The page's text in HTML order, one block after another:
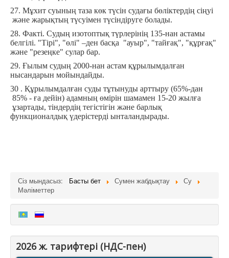
27. Мұхит суының таза көк түсін судағы бөліктердің сіңуі
және жарықтың түсуімен түсіндіруге болады.
28. Факті. Судың изотоптық түрлерінің 135-нан астамы
белгілі. "Тірі", "өлі" –ден басқа "ауыр", "тайғақ", "құрғақ"
және "резеңке" сулар бар.
29. Ғылым судың 2000-нан астам құрылымдалған
нысандарын мойындайды.
30 . Құрылымдалған суды тұтынуды арттыру (65%-дан
85% - ға дейін) адамның өмірін шамамен 15-20 жылға
ұзартады, тіндердің тегістігін және барлық
функционалдық үдерістерді ынталандырады.
Сіз мындасыз: Басты бет Сумен жабдықтау
Су
Мәліметтер
2026 ж. тарифтерi (НДС-пен)